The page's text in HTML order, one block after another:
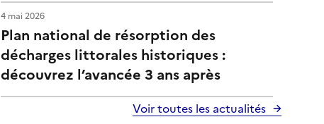
Plan national de résorption des
décharges littorales historiques :
découvrez l’avancée 3 ans après
4 mai 2026
Voir toutes les actualités